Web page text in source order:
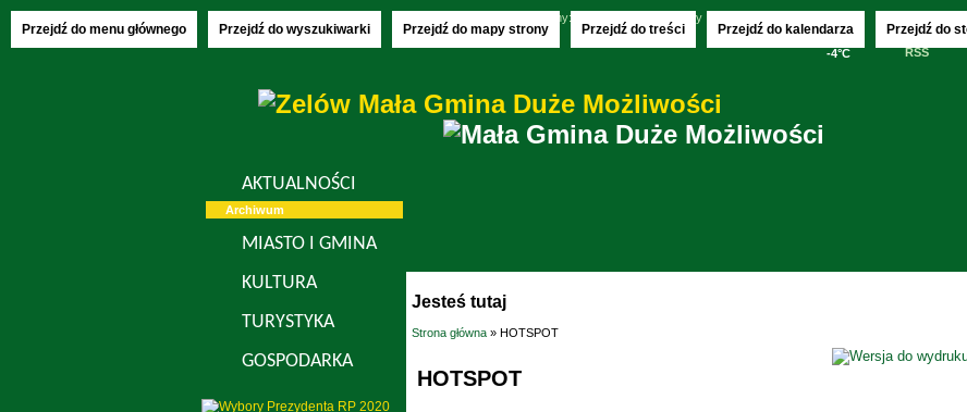
Przejdź do menu głównego Przejdź do wyszukiwarki Przejdź do mapy strony Przejdź do treści Przejdź do kalendarza Przejdź do
imieniny: Klary, Romana i Rozyny
-4°C RSS
AKTUALNOŚCI
Archiwum
MIASTO I GMINA
KULTURA
TURYSTYKA
GOSPODARKA
Jesteś tutaj
Strona główna » HOTSPOT
HOTSPOT